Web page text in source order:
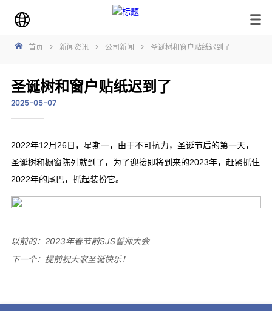
首页 > 新闻资讯 > 公司新闻 > 圣诞树和窗户贴纸迟到了
圣诞树和窗户贴纸迟到了
2025-05-07
以前的： 2023年春节前SJS誓师大会
下一个： 提前祝大家圣诞快乐！